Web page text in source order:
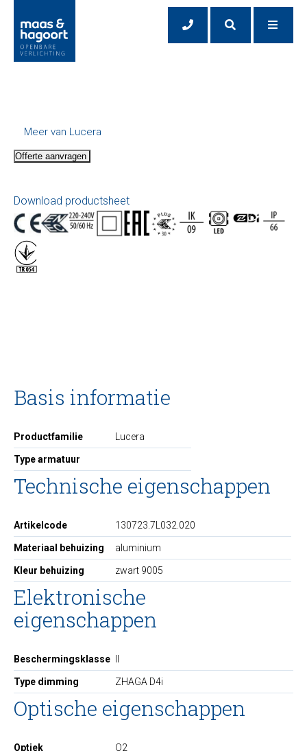
Meer van Lucera
Offerte aanvragen
Download productsheet
Basis informatie
Productfamilie Lucera
Type armatuur
Technische eigenschappen
Artikelcode 130723.7L032.020
Materiaal behuizing aluminium
Kleur behuizing zwart 9005
Elektronische
eigenschappen
Beschermingsklasse
Type dimming ZHAGA D4i
Optische eigenschappen
Optiek O2